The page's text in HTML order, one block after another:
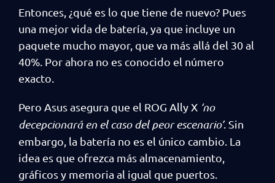
Entonces, ¿qué es lo que tiene de nuevo? Pues
una mejor vida de batería, ya que incluye un
paquete mucho mayor, que va más allá del 30 al
40%. Por ahora no es conocido el número
exacto.
Pero Asus asegura que el ROG Ally X ‘no
decepcionará en el caso del peor escenario’. Sin
embargo, la batería no es el único cambio. La
idea es que ofrezca más almacenamiento,
gráficos y memoria al igual que puertos.